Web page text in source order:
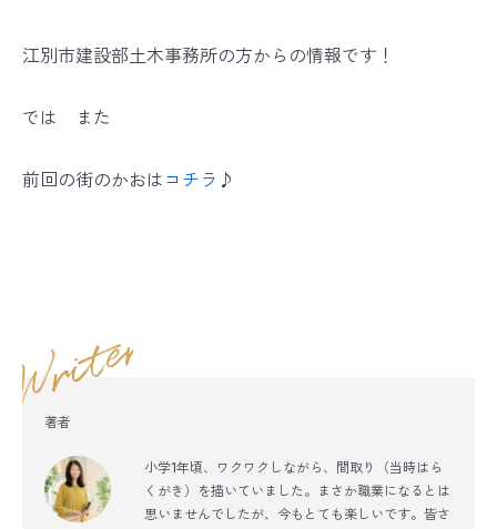
江別市建設部土木事務所の方からの情報です！
では また
前回の街のかおは コチラ ♪
著者
小学1年頃、ワクワクしながら、間取り（当時はら
くがき）を描いていました。まさか職業になるとは
思いませんでしたが、今もとても楽しいです。皆さ